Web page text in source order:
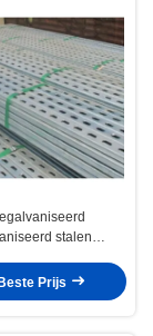
stalen
C-vorm
Prijs